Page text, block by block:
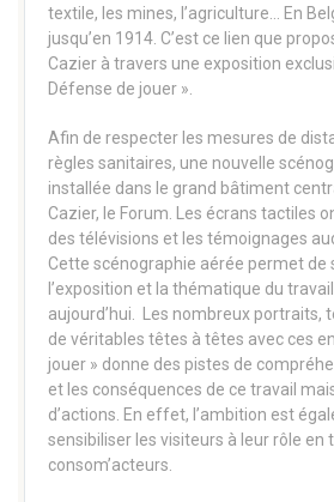
textile, les mines, l’agriculture… En
jusqu’en 1914. C’est ce lien que
Cazier à travers une exposition
Défense de jouer ».
Afin de respecter les mesures de
règles sanitaires, une nouvelle
installée dans le grand bâtiment
Cazier, le Forum. Les écrans tactiles
des télévisions et les témoignages
Cette scénographie aérée permet de
l’exposition et la thématique du
aujourd’hui. Les nombreux
de véritables têtes à têtes avec ces
jouer » donne des pistes de
et les conséquences de ce travail
d’actions. En effet, l’ambition est
sensibiliser les visiteurs à leur rôle en
consom’acteurs.